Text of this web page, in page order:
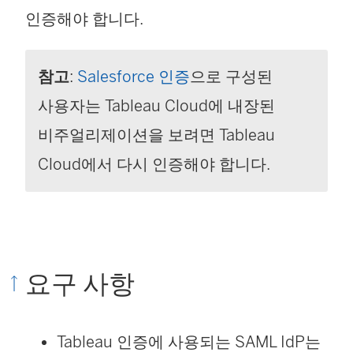
인증해야 합니다.
참고: Salesforce 인증으로 구성된
사용자는 Tableau Cloud에 내장된
비주얼리제이션을 보려면 Tableau
Cloud에서 다시 인증해야 합니다.
요구 사항
Tableau 인증에 사용되는 SAML IdP는